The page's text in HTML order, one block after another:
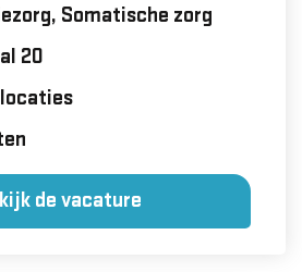
Somatische zorg
20
de vacature